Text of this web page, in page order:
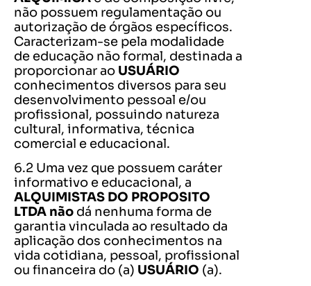
não possuem regulamentação ou
autorização de órgãos específicos.
Caracterizam-se pela modalidade
de educação não formal, destinada a
proporcionar ao USUÁRIO
conhecimentos diversos para seu
desenvolvimento pessoal e/ou
profissional, possuindo natureza
cultural, informativa, técnica
comercial e educacional.
6.2 Uma vez que possuem caráter
informativo e educacional, a
ALQUIMISTAS DO PROPOSITO
LTDA não dá nenhuma forma de
garantia vinculada ao resultado da
aplicação dos conhecimentos na
vida cotidiana, pessoal, profissional
ou financeira do (a) USUÁRIO (a).